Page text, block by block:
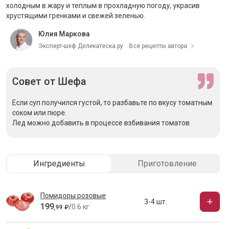
холодным в жару и теплым в прохладную погоду, украсив
хрустящими гренками и свежей зеленью.
Юлия Маркова
Эксперт-шеф Деликатеска.ру Все рецепты автора
Совет от Шефа
Если суп получился густой, то разбавьте по вкусу томатным
соком или пюре.
Лед можно добавить в процессе взбивания томатов.
Ингредиенты Приготовление
Помидоры розовые
199,99 ₽/0.6 кг
3-4 шт.